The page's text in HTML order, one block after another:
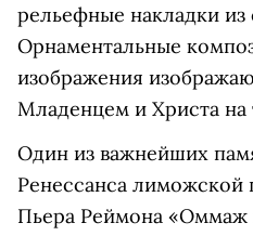
рельефные накладки из
Орнаментальные
изображения
Младенцем и Христа на
Один из важнейших
Ренессанса
Пьера Реймона «Оммаж